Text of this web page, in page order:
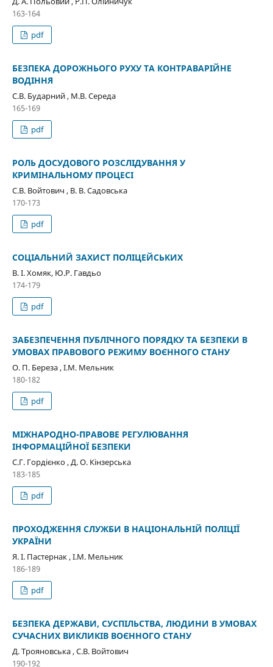
163-164
pdf
БЕЗПЕКА ДОРОЖНЬОГО РУХУ ТА КОНТРАВАРІЙНЕ
ВОДІННЯ
С.В. Бударний , М.В. Середа
165-169
pdf
РОЛЬ ДОСУДОВОГО РОЗСЛІДУВАННЯ У
КРИМІНАЛЬНОМУ ПРОЦЕСІ
С.В. Войтович , В. В. Садовська
170-173
pdf
СОЦІАЛЬНИЙ ЗАХИСТ ПОЛІЦЕЙСЬКИХ
В. І. Хомяк, Ю.Р. Гавдьо
174-179
pdf
ЗАБЕЗПЕЧЕННЯ ПУБЛІЧНОГО ПОРЯДКУ ТА БЕЗПЕКИ В
УМОВАХ ПРАВОВОГО РЕЖИМУ ВОЄННОГО СТАНУ
О. П. Береза , І.М. Мельник
180-182
pdf
МІЖНАРОДНО-ПРАВОВЕ РЕГУЛЮВАННЯ
ІНФОРМАЦІЙНОЇ БЕЗПЕКИ
С.Г. Гордієнко , Д. О. Кінзерська
183-185
pdf
ПРОХОДЖЕННЯ СЛУЖБИ В НАЦІОНАЛЬНІЙ ПОЛІЦІЇ
УКРАЇНИ
Я. І. Пастернак , І.М. Мельник
186-189
pdf
БЕЗПЕКА ДЕРЖАВИ, СУСПІЛЬСТВА, ЛЮДИНИ В УМОВАХ
СУЧАСНИХ ВИКЛИКІВ ВОЄННОГО СТАНУ
Д. Трояновська , С.В. Войтович
190-192